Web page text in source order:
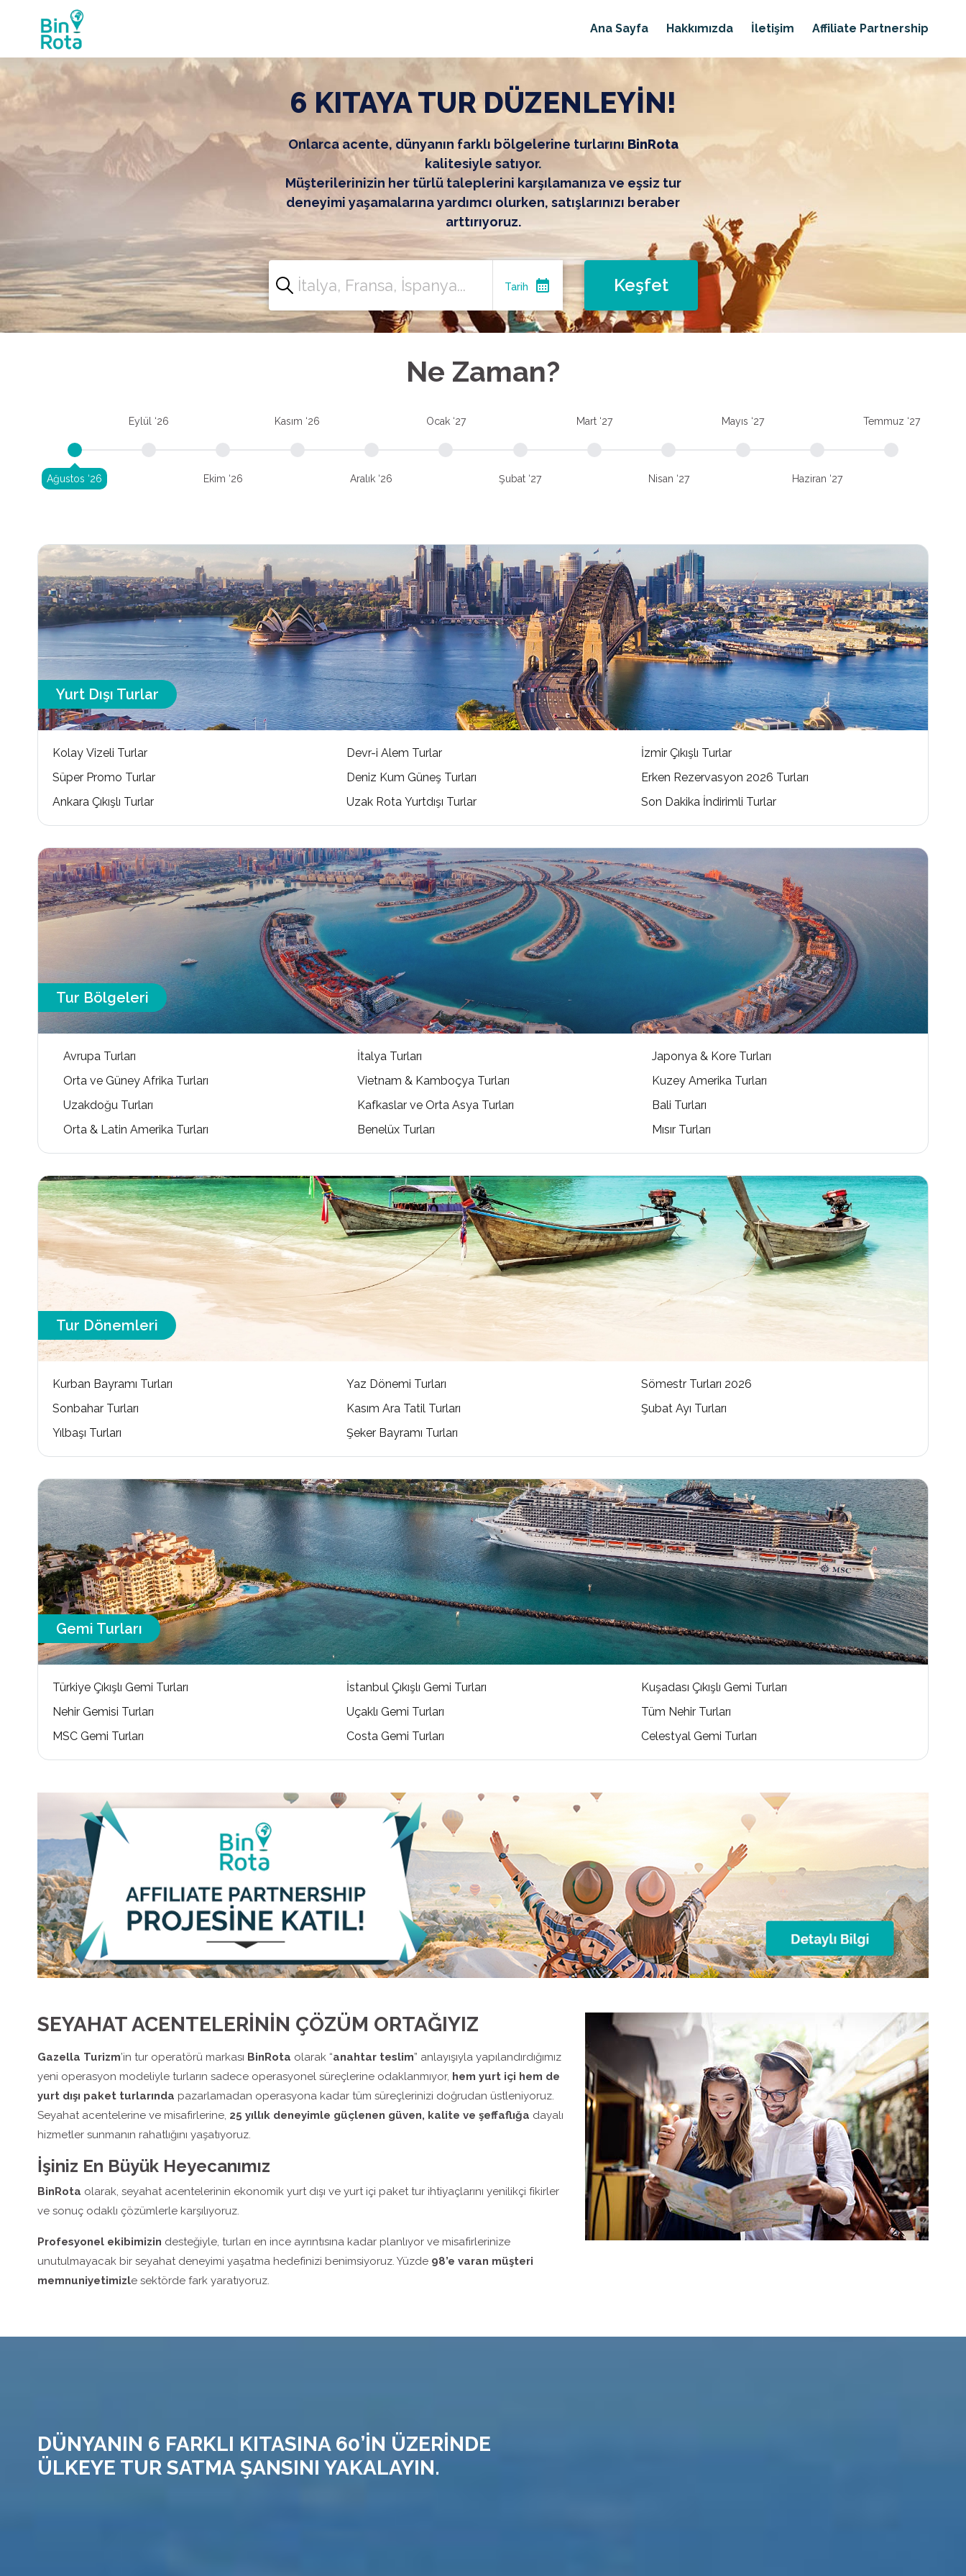
Ana Sayfa Hakkımızda İletişim Affiliate Partnership
6 KITAYA TUR DÜZENLEYİN!
Onlarca acente, dünyanın farklı bölgelerine turlarını BinRota
kalitesiyle satıyor.
Müşterilerinizin her türlü taleplerini karşılamanıza ve eşsiz tur
deneyimi yaşamalarına yardımcı olurken, satışlarınızı beraber
arttırıyoruz.
Tarih calendar_month Keşfet
Ne Zaman?
Ağustos ‘26
Eylül ‘26
Ekim ‘26
Kasım ‘26
Aralık ‘26
Ocak ‘27
Şubat ‘27
Mart ‘27
Nisan ‘27
Mayıs ‘27
Haziran ‘27
Temmuz ‘27
Yurt Dışı Turlar
Kolay Vizeli Turlar Devr-i Alem Turlar
İzmir Çıkışlı Turlar
Süper Promo Turlar
Deniz Kum Güneş Turları
Erken Rezervasyon 2026 Turları
Ankara Çıkışlı Turlar
Uzak Rota Yurtdışı Turlar Son Dakika İndirimli Turlar
Tur Bölgeleri
Avrupa Turları İtalya Turları
Japonya & Kore Turları
Orta ve Güney Afrika Turları
Vietnam & Kamboçya Turları
Kuzey Amerika Turları
Uzakdoğu Turları
Kafkaslar ve Orta Asya Turları
Bali Turları
Orta & Latin Amerika Turları
Benelüx Turları Mısır Turları
Tur Dönemleri
Kurban Bayramı Turları Yaz Dönemi Turları
Sömestr Turları 2026
Sonbahar Turları
Kasım Ara Tatil Turları
Şubat Ayı Turları
Yılbaşı Turları
Şeker Bayramı Turları
Gemi Turları
Türkiye Çıkışlı Gemi Turları İstanbul Çıkışlı Gemi Turları
Kuşadası Çıkışlı Gemi Turları
Nehir Gemisi Turları
Uçaklı Gemi Turları
Tüm Nehir Turları
MSC Gemi Turları
Costa Gemi Turları Celestyal Gemi Turları
SEYAHAT ACENTELERİNİN ÇÖZÜM ORTAĞIYIZ
Gazella Turizm’in tur operatörü markası BinRota olarak “anahtar teslim” anlayışıyla yapılandırdığımız
yeni operasyon modeliyle turların sadece operasyonel süreçlerine odaklanmıyor, hem yurt içi hem de
yurt dışı paket turlarında pazarlamadan operasyona kadar tüm süreçlerinizi doğrudan üstleniyoruz.
Seyahat acentelerine ve misafirlerine, 25 yıllık deneyimle güçlenen güven, kalite ve şeffaflığa dayalı
hizmetler sunmanın rahatlığını yaşatıyoruz.
İşiniz En Büyük Heyecanımız
BinRota olarak, seyahat acentelerinin ekonomik yurt dışı ve yurt içi paket tur ihtiyaçlarını yenilikçi fikirler
ve sonuç odaklı çözümlerle karşılıyoruz.
Profesyonel ekibimizin desteğiyle, turları en ince ayrıntısına kadar planlıyor ve misafirlerinize
unutulmayacak bir seyahat deneyimi yaşatma hedefinizi benimsiyoruz. Yüzde 98’e varan müşteri
memnuniyetimizle sektörde fark yaratıyoruz.
DÜNYANIN 6 FARKLI KITASINA 60’İN ÜZERİNDE
ÜLKEYE TUR SATMA ŞANSINI YAKALAYIN.